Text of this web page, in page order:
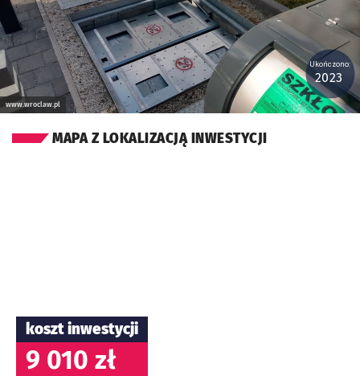
www.wroclaw.pl
Ukończono:
2023
MAPA Z LOKALIZACJĄ INWESTYCJI
koszt inwestycji
9 010 zł